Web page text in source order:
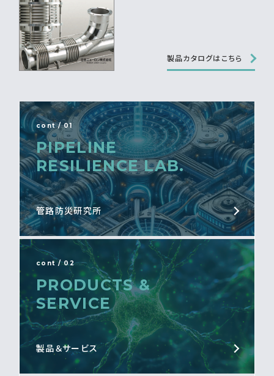
製品カタログはこちら
cont / 01
PIPELINE
RESILIENCE LAB.
管路防災研究所
cont / 02
PRODUCTS &
SERVICE
製品＆サービス